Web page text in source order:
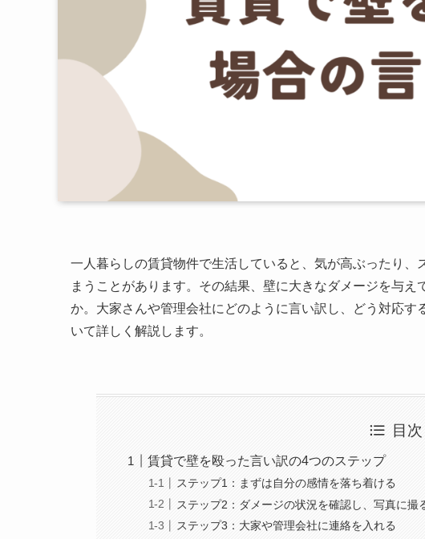
一人暮らしの賃貸物件で生活していると、気が高ぶったり
まうことがあります。その結果、壁に大きなダメージを与
か。大家さんや管理会社にどのように言い訳し、どう対応
いて詳しく解説します。
目次
賃貸で壁を殴った言い訳の4つのステップ
ステップ1：まずは自分の感情を落ち着ける
ステップ2：ダメージの状況を確認し、写真に撮
ステップ3：大家や管理会社に連絡を入れる